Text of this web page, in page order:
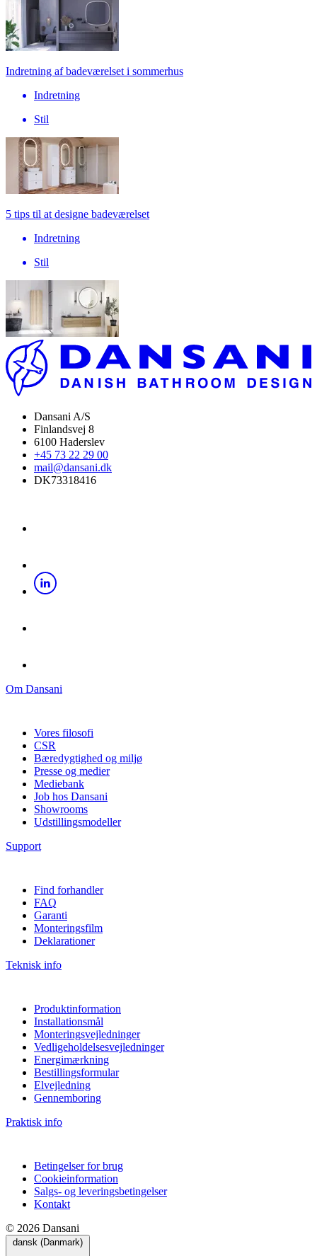
Indretning af badeværelset i sommerhus
Indretning
Stil
5 tips til at designe badeværelset
Indretning
Stil
Dansani A/S
Finlandsvej 8
6100 Haderslev
+45 73 22 29 00
mail@dansani.dk
DK73318416
Om Dansani
Vores filosofi
CSR
Bæredygtighed og miljø
Presse og medier
Mediebank
Job hos Dansani
Showrooms
Udstillingsmodeller
Support
Find forhandler
FAQ
Garanti
Monteringsfilm
Deklarationer
Teknisk info
Produktinformation
Installationsmål
Monteringsvejledninger
Vedligeholdelsesvejledninger
Energimærkning
Bestillingsformular
Elvejledning
Gennemboring
Praktisk info
Betingelser for brug
Cookieinformation
Salgs- og leveringsbetingelser
Kontakt
© 2026 Dansani
dansk (Danmark)